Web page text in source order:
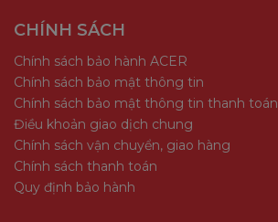
CHÍNH SÁCH
Chính sách bảo hành ACER
Chính sách bảo mật thông tin
Chính sách bảo mật thông tin thanh toán
Điều khoản giao dịch chung
Chính sách vận chuyển, giao hàng
Chính sách thanh toán
Quy định bảo hành